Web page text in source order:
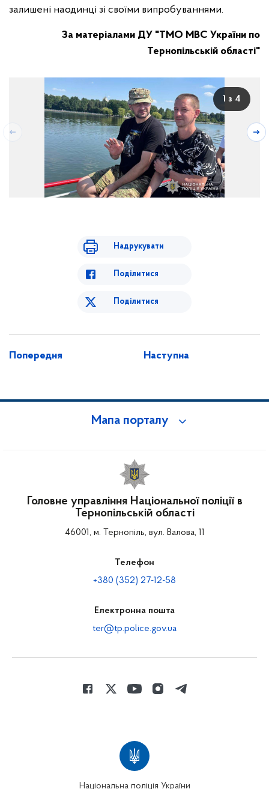
залишені наодинці зі своїми випробуваннями.
За матеріалами ДУ "ТМО МВС України по
Тернопільській області"
1 з 4
Надрукувати
Поділитися
Поділитися
Попередня Наступна
Мапа порталу
Головне управління Національної поліції в
Тернопільській області
46001, м. Тернопіль, вул. Валова, 11
Телефон
+380 (352) 27-12-58
Електронна пошта
ter@tp.police.gov.ua
Національна поліція України